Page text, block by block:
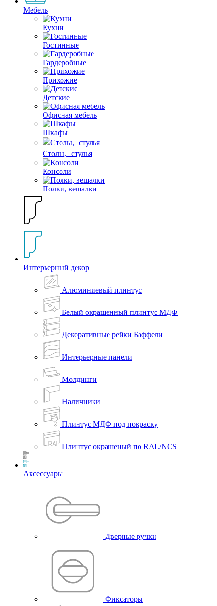
Мебель
Кухни
Гостинные
Гардеробные
Прихожие
Детские
Офисная мебель
Шкафы
Столы, стулья
Консоли
Полки, вешалки
Интерьерный декор
Алюминиевый плинтус
Белый окрашенный плинтус МДФ
Декоративные рейки Баффели
Интерьерные панели
Молдинги
Наличники
Плинтус МДФ под покраску
Плинтус окрашеный по RAL/NCS
Аксессуары
Дверные ручки
Фиксаторы